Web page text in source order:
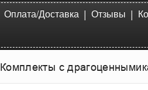
Оплата/Доставка | Отзывы |
Комплекты с драгоценными